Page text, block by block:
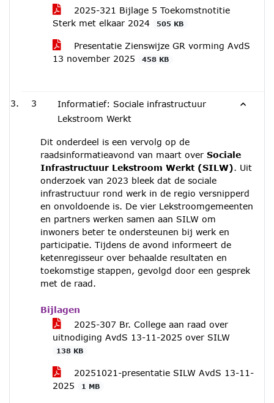
2025-321 Bijlage 5 Toekomstnotitie
Sterk met elkaar 2024
505 KB
Presentatie Zienswijze GR vorming AvdS
13 november 2025
458 KB
3
Informatief: Sociale infrastructuur
Lekstroom Werkt
Dit onderdeel is een vervolg op de
raadsinformatieavond van maart over Sociale
Infrastructuur Lekstroom Werkt (SILW). Uit
onderzoek van 2023 bleek dat de sociale
infrastructuur rond werk in de regio versnipperd
en onvoldoende is. De vier Lekstroomgemeenten
en partners werken samen aan SILW om
inwoners beter te ondersteunen bij werk en
participatie. Tijdens de avond informeert de
ketenregisseur over behaalde resultaten en
toekomstige stappen, gevolgd door een gesprek
met de raad.
Bijlagen
2025-307 Br. College aan raad over
uitnodiging AvdS 13-11-2025 over SILW
138 KB
20251021-presentatie SILW AvdS 13-11-
2025
1 MB